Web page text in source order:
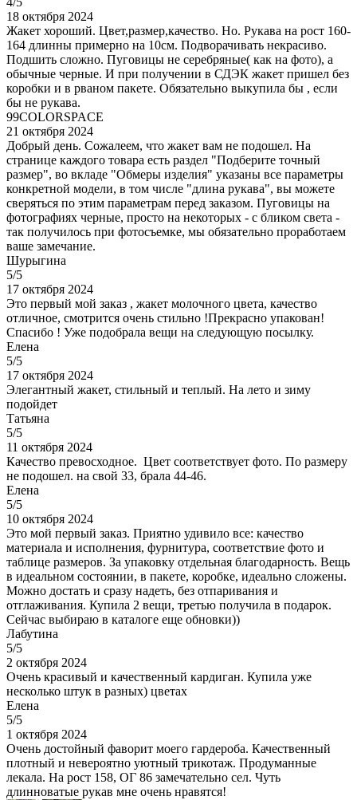
18 октября 2024
Жакет хороший. Цвет,размер,качество. Но. Рукава на рост 160-
164 длинны примерно на 10см. Подворачивать некрасиво.
Подшить сложно. Пуговицы не серебряные( как на фото), а
обычные черные. И при получении в СДЭК жакет пришел без
коробки и в рваном пакете. Обязательно выкупила бы , если
бы не рукава.
99COLORSPACE
21 октября 2024
Добрый день. Сожалеем, что жакет вам не подошел. На
странице каждого товара есть раздел "Подберите точный
размер", во вкладе "Обмеры изделия" указаны все параметры
конкретной модели, в том числе "длина рукава", вы можете
сверяться по этим параметрам перед заказом. Пуговицы на
фотографиях черные, просто на некоторых - с бликом света -
так получилось при фотосъемке, мы обязательно проработаем
ваше замечание.
Шурыгина
5/5
17 октября 2024
Это первый мой заказ , жакет молочного цвета, качество
отличное, смотрится очень стильно !Прекрасно упакован!
Спасибо ! Уже подобрала вещи на следующую посылку.
Елена
5/5
17 октября 2024
Элегантный жакет, стильный и теплый. На лето и зиму
подойдет
Татьяна
5/5
11 октября 2024
Качество превосходное. Цвет соответствует фото. По размеру
не подошел. на свой 33, брала 44-46.
Елена
5/5
10 октября 2024
Это мой первый заказ. Приятно удивило все: качество
материала и исполнения, фурнитура, соответствие фото и
таблице размеров. За упаковку отдельная благодарность. Вещь
в идеальном состоянии, в пакете, коробке, идеально сложены.
Можно достать и сразу надеть, без отпаривания и
отглаживания. Купила 2 вещи, третью получила в подарок.
Сейчас выбираю в каталоге еще обновки))
Лабутина
5/5
2 октября 2024
Очень красивый и качественный кардиган. Купила уже
несколько штук в разных) цветах
Елена
5/5
1 октября 2024
Очень достойный фаворит моего гардероба. Качественный
плотный и невероятно уютный трикотаж. Продуманные
лекала. На рост 158, ОГ 86 замечательно сел. Чуть
длинноватые рукав мне очень нравятся!